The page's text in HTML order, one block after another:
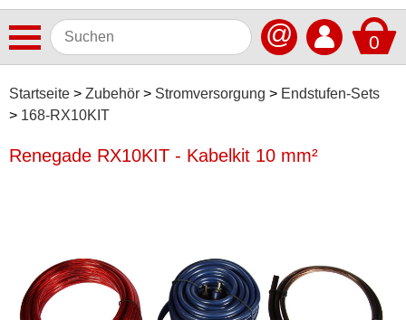
0
@
Startseite Zubehör Stromversorgung
Endstufen-Sets
168-RX10KIT
Autoradios
Dashcams
Lautsprecher
Multimedia
Renegade RX10KIT - Kabelkit 10 mm²